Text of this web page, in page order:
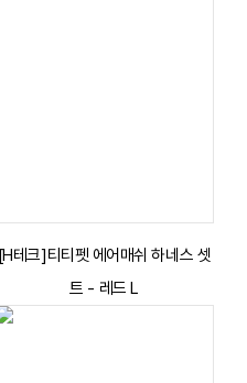
[H테크]티티펫 에어매쉬 하네스 셋
트 - 레드 L